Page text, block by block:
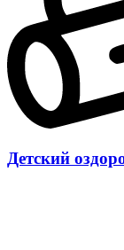
Детский